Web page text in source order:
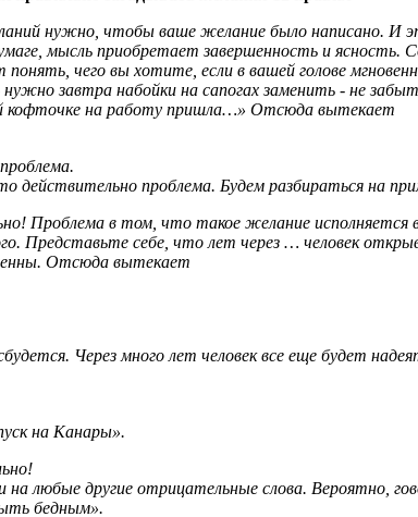
нужно, чтобы ваше желание было написано. И
мысль приобретает завершенность и ясность.
чего вы хотите, если в вашей голове
завтра набойки на сапогах заменить - не
кофточке на работу пришла…» Отсюда вытекает
действительно проблема. Будем разбираться на
Проблема в том, что такое желание
Представьте себе, что лет через … человек
Отсюда вытекает
Через много лет человек все еще будет
на Канары».
на любые другие отрицательные слова.
бедным».